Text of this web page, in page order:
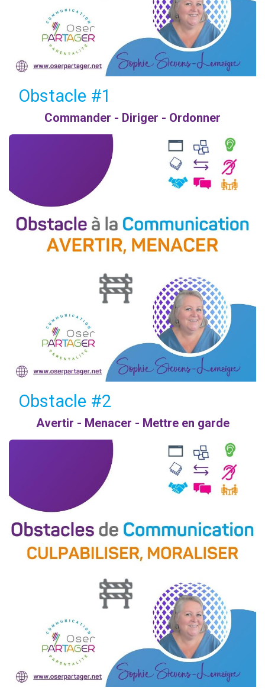
Obstacle #1
Commander - Diriger - Ordonner
Obstacle #2
Avertir - Menacer - Mettre en garde